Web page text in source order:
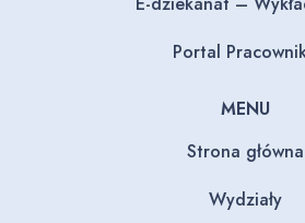
Portal
MENU
Strona główna
Wydziały